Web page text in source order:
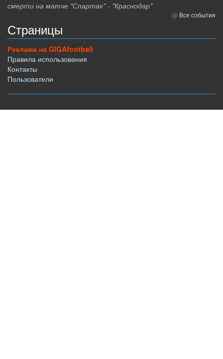
смерти на матче "Спартак" - "Краснодар"
Все события
Страницы
Реклама на GIGAfootball
Правила использования
Контакты
Пользователи